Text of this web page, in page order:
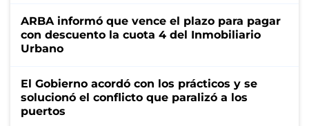
ARBA informó que vence el plazo para pagar
con descuento la cuota 4 del Inmobiliario
Urbano
El Gobierno acordó con los prácticos y se
solucionó el conflicto que paralizó a los
puertos